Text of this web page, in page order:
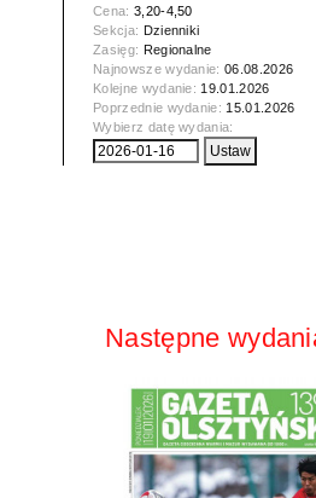
Cena: 3,20-4,50
Sekcja: Dzienniki
Zasięg: Regionalne
Najnowsze wydanie:06.08.2026
Kolejne wydanie: 19.01.2026
Poprzednie wydanie: 15.01.2026
Wybierz datę wydania:
Następne